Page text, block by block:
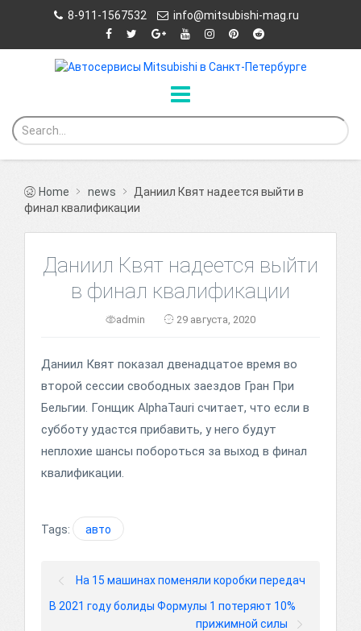
8-911-1567532 info@mitsubishi-mag.ru
Home news
Даниил Квят надеется выйти в
финал квалификации
Даниил Квят надеется выйти
в финал квалификации
admin 29 августа, 2020
Даниил Квят показал двенадцатое время во
второй сессии свободных заездов Гран При
Бельгии. Гонщик AlphaTauri считает, что если в
субботу удастся прибавить, у него будут
неплохие шансы побороться за выход в финал
квалификации.
Tags: авто
На 15 машинах поменяли коробки передач
В 2021 году болиды Формулы 1 потеряют 10%
прижимной силы